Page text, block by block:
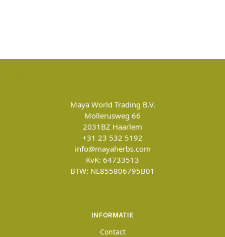
Maya World Trading B.V.
Mollerusweg 66
2031BZ Haarlem
+31 23 532 5192
info@mayaherbs.com
KvK: 64733513
BTW: NL855806795B01
INFORMATIE
Contact